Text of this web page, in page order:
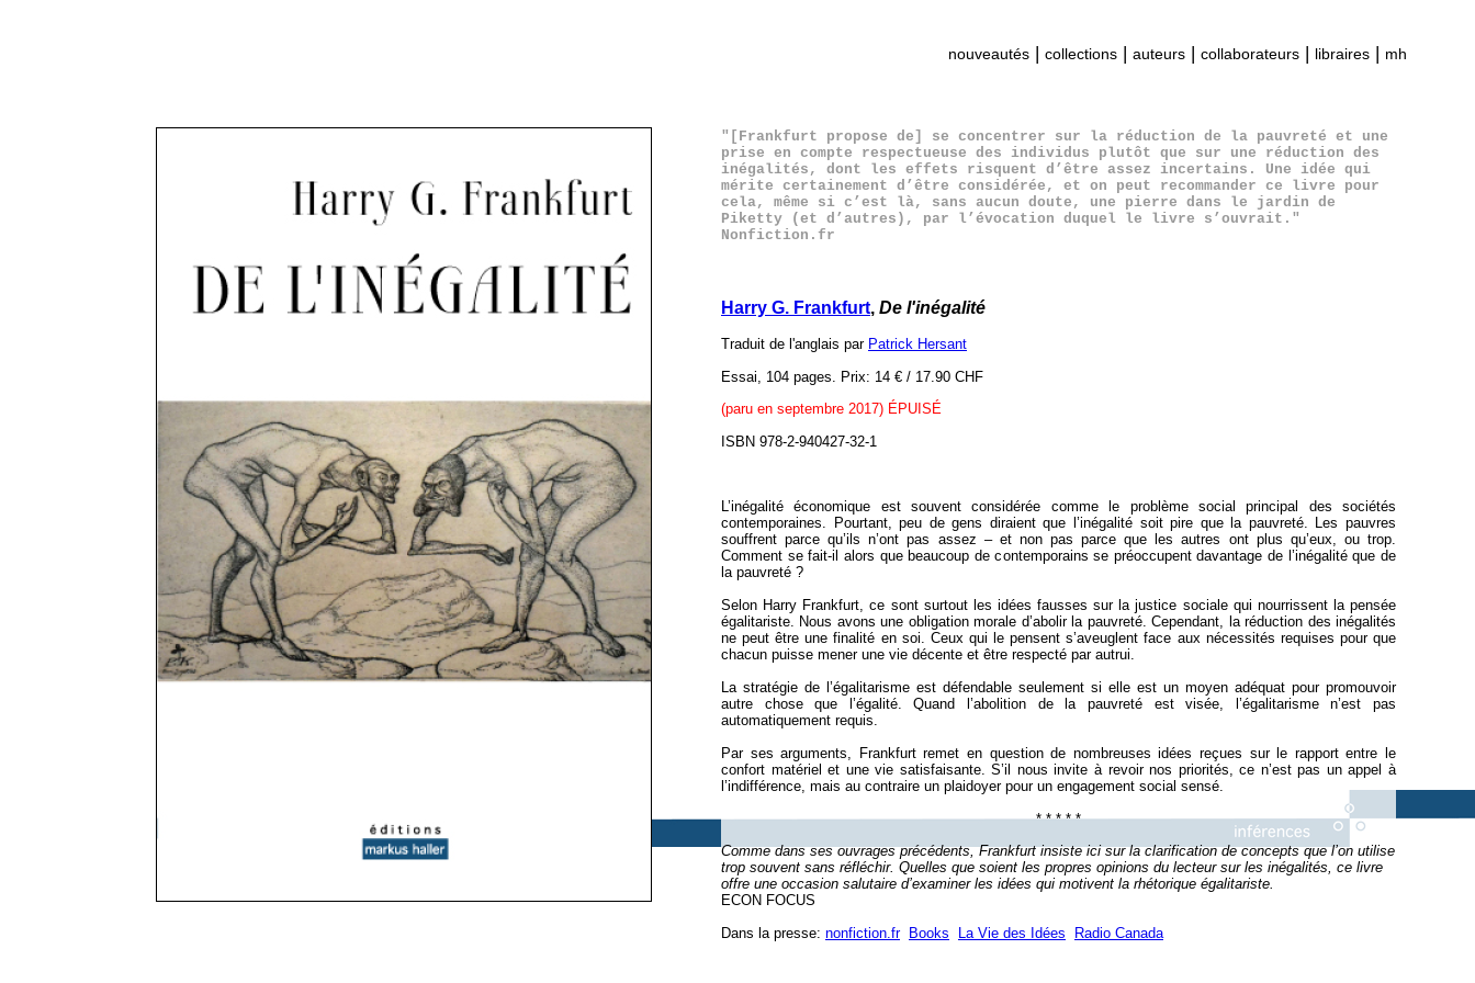
nouveautés | collections | auteurs | collaborateurs | libraires | mh
"[Frankfurt propose de] se concentrer sur la réduction de la pauvreté et une
prise en compte respectueuse des individus plutôt que sur une réduction des
inégalités, dont les effets risquent d’être assez incertains. Une idée qui
mérite certainement d’être considérée, et on peut recommander ce livre pour
cela, même si c’est là, sans aucun doute, une pierre dans le jardin de
Piketty (et d’autres), par l’évocation duquel le livre s’ouvrait."
Nonfiction.fr
Harry G. Frankfurt, De l'inégalité
Traduit de l'anglais par Patrick Hersant
Essai, 104 pages. Prix: 14 € / 17.90 CHF
(paru en septembre 2017) ÉPUISÉ
ISBN 978-2-940427-32-1
L’inégalité économique est souvent considérée comme le problème social principal des sociétés
contemporaines. Pourtant, peu de gens diraient que l’inégalité soit pire que la pauvreté. Les pauvres
souffrent parce qu’ils n’ont pas assez – et non pas parce que les autres ont plus qu’eux, ou trop.
Comment se fait-il alors que beaucoup de contemporains se préoccupent davantage de l’inégalité que de
la pauvreté ?
Selon Harry Frankfurt, ce sont surtout les idées fausses sur la justice sociale qui nourrissent la pensée
égalitariste. Nous avons une obligation morale d’abolir la pauvreté. Cependant, la réduction des inégalités
ne peut être une finalité en soi. Ceux qui le pensent s’aveuglent face aux nécessités requises pour que
chacun puisse mener une vie décente et être respecté par autrui.
La stratégie de l’égalitarisme est défendable seulement si elle est un moyen adéquat pour promouvoir
autre chose que l’égalité. Quand l’abolition de la pauvreté est visée, l’égalitarisme n’est pas
automatiquement requis.
Par ses arguments, Frankfurt remet en question de nombreuses idées reçues sur le rapport entre le
confort matériel et une vie satisfaisante. S’il nous invite à revoir nos priorités, ce n’est pas un appel à
l’indifférence, mais au contraire un plaidoyer pour un engagement social sensé.
* * * * *
Comme dans ses ouvrages précédents, Frankfurt insiste ici sur la clarification de concepts que l’on utilise
trop souvent sans réfléchir. Quelles que soient les propres opinions du lecteur sur les inégalités, ce livre
offre une occasion salutaire d’examiner les idées qui motivent la rhétorique égalitariste.
ECON FOCUS
Dans la presse: nonfiction.fr Books La Vie des Idées Radio Canada